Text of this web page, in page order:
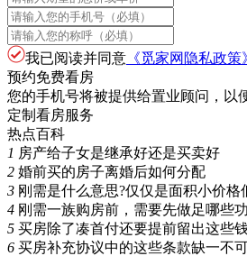
我已阅读并同意 《觅家网隐私政策
预约免费看房
您的手机号将被提供给置业顾问，以
定制看房服务
热点百科
1 房产给子女是继承好还是买卖好
2 婚前买的房子离婚后如何分配
3 刚需是什么意思?仅仅是面积小价格
4 刚需一族购房前，需要先做足哪些
5 买房除了凑首付还要提前留出这些
6 买房补充协议中的这些条款缺一不可